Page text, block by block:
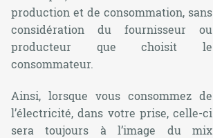
production et de consommation, sans
considération du fournisseur ou
producteur que choisit le
consommateur.
Ainsi, lorsque vous consommez de
l’électricité, dans votre prise, celle-ci
sera toujours à l’image du mix